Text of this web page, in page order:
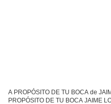
A PROPÓSITO DE TU BOCA de
PROPÓSITO DE TU BOCA JAIME